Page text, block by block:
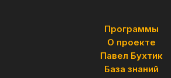
Программы
О проекте
Павел Бухтик
База знаний